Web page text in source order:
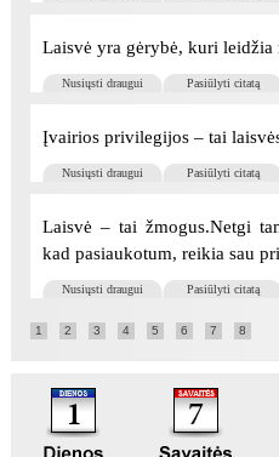
Laisvė yra gėrybė, kuri
Nusiųsti draugui Pasiūlyti citatą
Įvairios privilegijos – tai
Nusiųsti draugui Pasiūlyti citatą
Laisvė – tai žmogus.Netgi
kad pasiaukotum, reikia sau
Nusiųsti draugui Pasiūlyti citatą
1 2 3 4 5 6 7 8